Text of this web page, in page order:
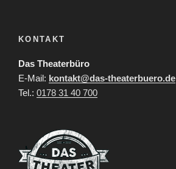
KONTAKT
Das Theaterbüro
E-Mail: kontakt@das-theaterbuero.de
Tel.: 0178 31 40 700